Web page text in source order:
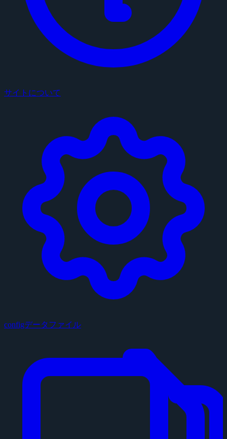
サイトについて
configデータファイル